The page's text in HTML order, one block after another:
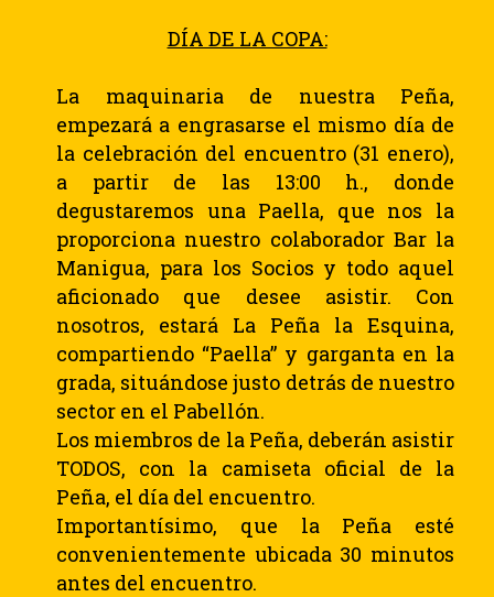
DÍA DE LA COPA:
La maquinaria de nuestra Peña,
empezará a engrasarse el mismo día de
la celebración del encuentro (31 enero),
a partir de las 13:00 h., donde
degustaremos una Paella, que nos la
proporciona nuestro colaborador Bar la
Manigua, para los Socios y todo aquel
aficionado que desee asistir. Con
nosotros, estará La Peña la Esquina,
compartiendo “Paella” y garganta en la
grada, situándose justo detrás de nuestro
sector en el Pabellón.
Los miembros de la Peña, deberán asistir
TODOS, con la camiseta oficial de la
Peña, el día del encuentro.
Importantísimo, que la Peña esté
convenientemente ubicada 30 minutos
antes del encuentro.